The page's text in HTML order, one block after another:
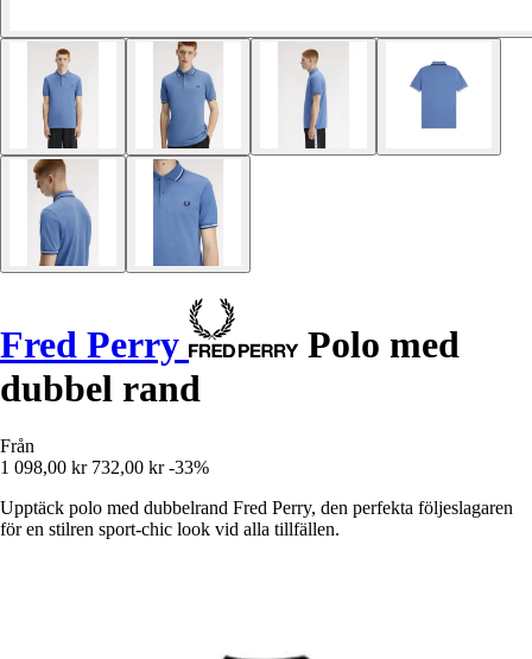
Fred Perry
Polo med
dubbel rand
Från
1 098,00 kr 732,00 kr -33%
Upptäck polo med dubbelrand Fred Perry, den perfekta följeslagaren
för en stilren sport-chic look vid alla tillfällen.